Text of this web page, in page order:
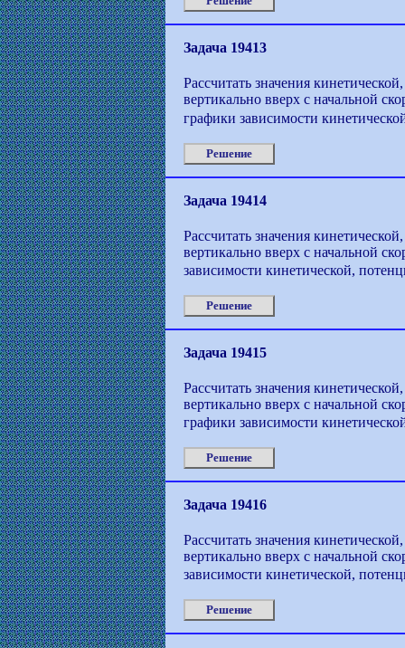
Задача 19413
Рассчитать значения
вертикально вверх с начальной
графики зависимости
Решение
Задача 19414
Рассчитать значения
вертикально вверх с начальной
зависимости кинетической,
Решение
Задача 19415
Рассчитать значения
вертикально вверх с начальной
графики зависимости
Решение
Задача 19416
Рассчитать значения
вертикально вверх с начальной
зависимости кинетической,
Решение